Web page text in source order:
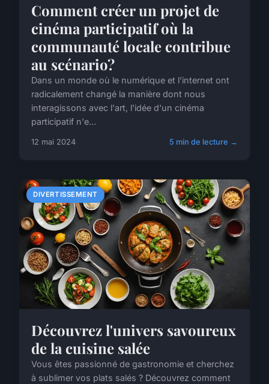
Comment créer un projet de
cinéma participatif où la
communauté locale contribue
au scénario?
Dans un monde où le numérique et l'internet ont
radicalement changé la manière dont nous
interagissons avec l'art, l'idée d'un cinéma
participatif n'e...
12 mai 2024 5 min de lecture →
DIVERTISSEMENT
Découvrez l'univers savoureux
de la cuisine salée
Vous êtes passionné de gastronomie et cherchez
à sublimer vos plats salés ? Découvrez comment